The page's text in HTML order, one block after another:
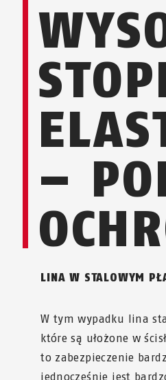
–
LINA W STALOWYM
W tym wypadku lina
które są ułożone w
to zabezpieczenie
jednocześnie jest